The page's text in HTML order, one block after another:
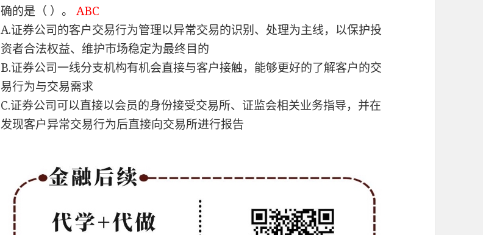
确的是（ ）。ABC
A.证券公司的客户交易行为管理以异常交易的识别、处理为主线，以保护投
资者合法权益、维护市场稳定为最终目的
B.证券公司一线分支机构有机会直接与客户接触，能够更好的了解客户的交
易行为与交易需求
C.证券公司可以直接以会员的身份接受交易所、证监会相关业务指导，并在
发现客户异常交易行为后直接向交易所进行报告